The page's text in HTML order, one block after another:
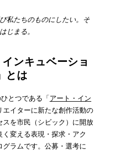
私たちのものにしたい。そ
じまる。
ンキュベーショ
とは
とつである「アート・イン
エイターに新たな創作活動の
を市民（シビック）に開放
変える表現・探求・アク
ラムです。公募・選考に